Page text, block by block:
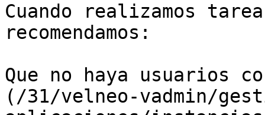
Cuando realizamos
recomendamos:
Que no haya usuarios
(/31/velneo-vadmin/